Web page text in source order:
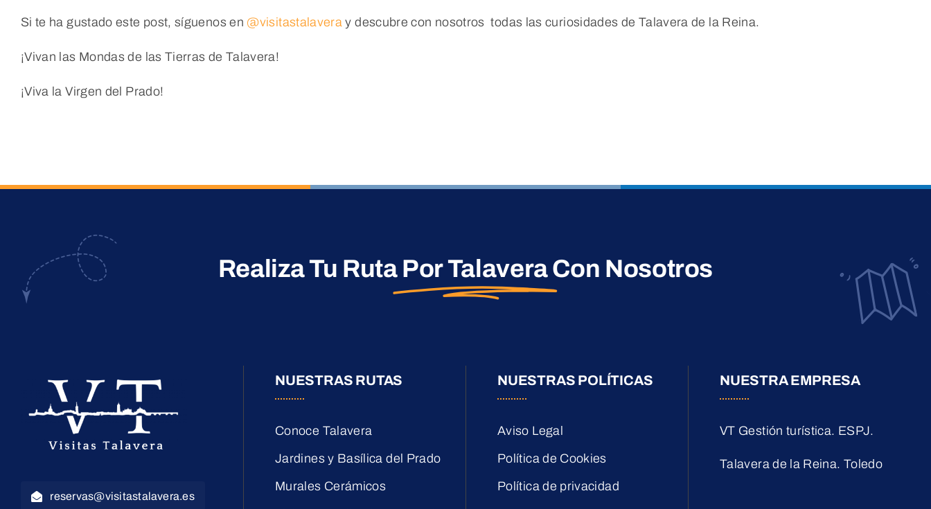
Si te ha gustado este post, síguenos en @visitastalavera y descubre con nosotros todas las curiosidades de Talavera de la Reina.
¡Vivan las Mondas de las Tierras de Talavera!
¡Viva la Virgen del Prado!
Realiza Tu Ruta Por TalaveraCon Nosotros
reservas@visitastalavera.es
NUESTRAS RUTAS
Conoce Talavera
Jardines y Basílica del Prado
Murales Cerámicos
NUESTRAS POLÍTICAS
Aviso Legal
Política de Cookies
Política de privacidad
NUESTRA EMPRESA
VT Gestión turística. ESPJ.
Talavera de la Reina. Toledo